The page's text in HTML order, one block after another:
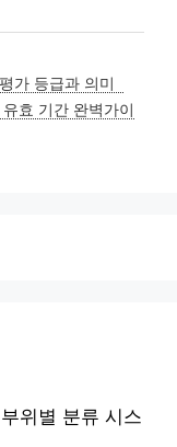
가 등급과 의미
효 기간 완벽가이
위별 분류 시스